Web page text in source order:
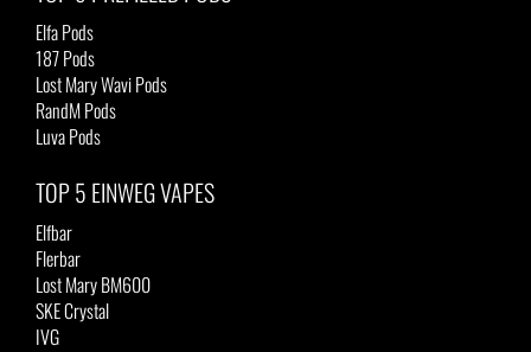
Elfa Pods
187 Pods
Lost Mary Wavi Pods
RandM Pods
Luva Pods
TOP 5 EINWEG VAPES
Elfbar
Flerbar
Lost Mary BM600
SKE Crystal
IVG